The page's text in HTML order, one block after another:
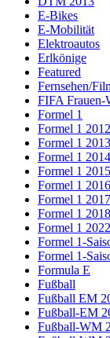
E-Bikes
E-Mobilität
Elektroautos
Erlkönige
Featured
Fernsehen/
FIFA Frauen-
Formel 1
Formel 1 2012
Formel 1 2013
Formel 1 2014
Formel 1 2015
Formel 1 2016
Formel 1 2017
Formel 1 2018
Formel 1 2022
Formel 1-
Formel 1-
Formula E
Fußball
Fußball EM
Fußball-EM
Fußball-WM